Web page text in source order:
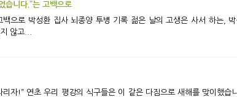
습니다.”는 고백으로
은 날의 고생은 사서 하는, 박성환 집사는 딱 그런 사람이
않고...